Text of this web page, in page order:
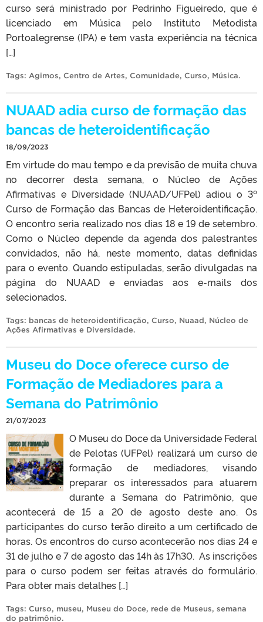
curso será ministrado por Pedrinho Figueiredo, que é
licenciado em Música pelo Instituto Metodista
Portoalegrense (IPA) e tem vasta experiência na técnica
[…]
Tags: Agimos, Centro de Artes, Comunidade, Curso, Música.
NUAAD adia curso de formação das
bancas de heteroidentificação
18/09/2023
Em virtude do mau tempo e da previsão de muita chuva
no decorrer desta semana, o Núcleo de Ações
Afirmativas e Diversidade (NUAAD/UFPel) adiou o 3º
Curso de Formação das Bancas de Heteroidentificação.
O encontro seria realizado nos dias 18 e 19 de setembro.
Como o Núcleo depende da agenda dos palestrantes
convidados, não há, neste momento, datas definidas
para o evento. Quando estipuladas, serão divulgadas na
página do NUAAD e enviadas aos e-mails dos
selecionados.
Tags: bancas de heteroidentificação, Curso, Nuaad, Núcleo de
Ações Afirmativas e Diversidade.
Museu do Doce oferece curso de
Formação de Mediadores para a
Semana do Patrimônio
21/07/2023
O Museu do Doce da Universidade Federal
de Pelotas (UFPel) realizará um curso de
formação de mediadores, visando
preparar os interessados para atuarem
durante a Semana do Patrimônio, que
acontecerá de 15 a 20 de agosto deste ano. Os
participantes do curso terão direito a um certificado de
horas. Os encontros do curso acontecerão nos dias 24 e
31 de julho e 7 de agosto das 14h às 17h30. ️ As inscrições
para o curso podem ser feitas através do formulário.
Para obter mais detalhes […]
Tags: Curso, museu, Museu do Doce, rede de Museus, semana
do patrimônio.